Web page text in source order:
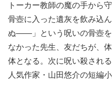
トーカー教師の魔の手から
骨壺に入った遺灰を飲み込
ぬ――」という呪いの骨壺
なかった先生、友だちが、
体となる。次に呪い殺され
人気作家・山田悠介の短編小